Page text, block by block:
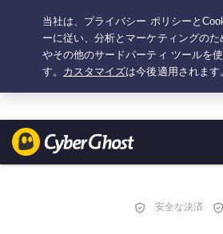
選択プラン：2.1666666666667年間 $
安全な決済